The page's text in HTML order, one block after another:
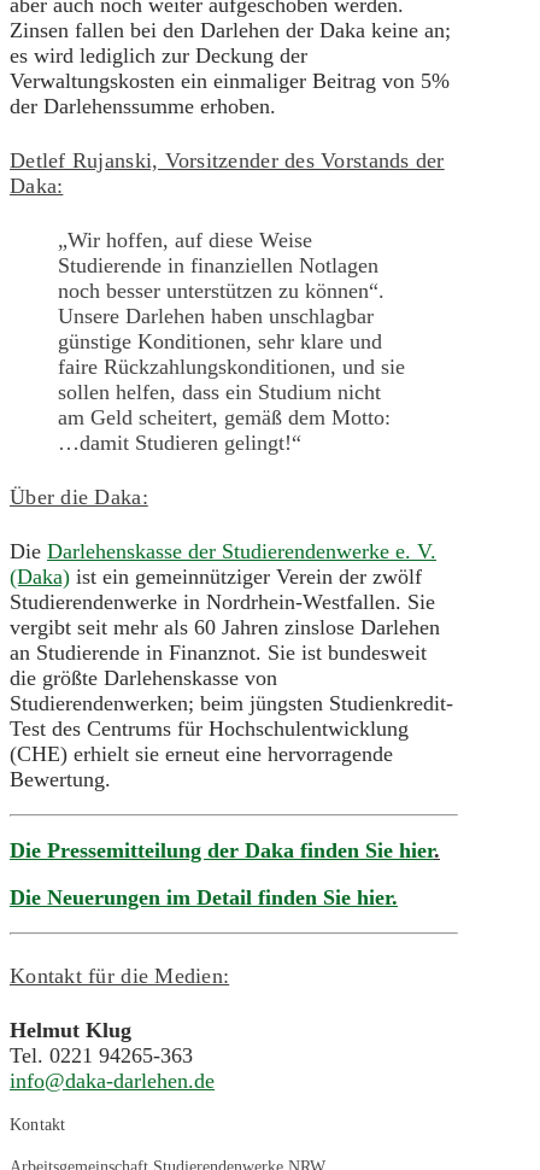
aber auch noch weiter aufgeschoben werden.
Zinsen fallen bei den Darlehen der Daka keine an;
es wird lediglich zur Deckung der
Verwaltungskosten ein einmaliger Beitrag von 5%
der Darlehenssumme erhoben.
Detlef Rujanski, Vorsitzender des Vorstands der
Daka:
„Wir hoffen, auf diese Weise
Studierende in finanziellen Notlagen
noch besser unterstützen zu können“.
Unsere Darlehen haben unschlagbar
günstige Konditionen, sehr klare und
faire Rückzahlungskonditionen, und sie
sollen helfen, dass ein Studium nicht
am Geld scheitert, gemäß dem Motto:
…damit Studieren gelingt!“
Über die Daka:
Die Darlehenskasse der Studierendenwerke e. V.
(Daka) ist ein gemeinnütziger Verein der zwölf
Studierendenwerke in Nordrhein-Westfallen. Sie
vergibt seit mehr als 60 Jahren zinslose Darlehen
an Studierende in Finanznot. Sie ist bundesweit
die größte Darlehenskasse von
Studierendenwerken; beim jüngsten Studienkredit-
Test des Centrums für Hochschulentwicklung
(CHE) erhielt sie erneut eine hervorragende
Bewertung.
Die Pressemitteilung der Daka finden Sie hier.
Die Neuerungen im Detail finden Sie hier.
Kontakt für die Medien:
Helmut Klug
Tel. 0221 94265-363
info@daka-darlehen.de
Kontakt